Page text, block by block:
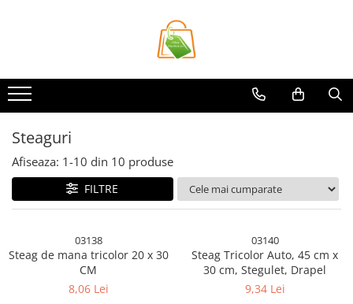
Casa si Bricolaj
Accesorii Birou si Consumabile
Articole pentru Animale
Articole pentru baie
Articole pentru Bucatarie
Accesorii Bucătărie
Forme cuburi de gheata
Genti Termoizolante Mancare
Organizatoare si Depozitare
Steaguri
Afiseaza: 1-10 din 10 produse
FILTRE
03138
Steag de mana tricolor 20 x 30
CM
8,06 Lei
03140
Steag Tricolor Auto, 45 cm x
30 cm, Stegulet, Drapel
9,34 Lei